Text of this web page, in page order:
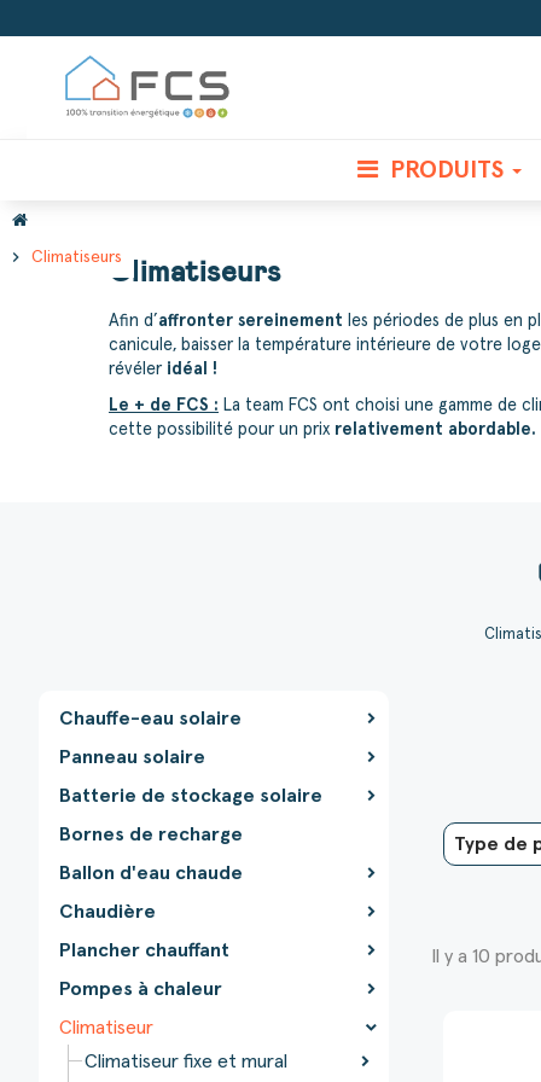
PRODUITS
chevron_right Climatiseurs
Climatiseurs
Afin d’ affronter sereinement les périodes de plus en
canicule, baisser la température intérieure de votre
révéler idéal !
Le + de FCS : La team FCS ont choisi une gamme de
cette possibilité pour un prix relativement abordable.
Chauffe-eau solaire
Panneau solaire
Batterie de stockage solaire
Bornes de recharge
Ballon d'eau chaude
Chaudière
Plancher chauffant
Pompes à chaleur
Climatiseur
Climatiseur fixe et mural
Il y a 10